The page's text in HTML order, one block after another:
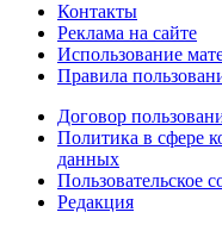
Контакты
Реклама на сайте
Использование
Правила
Договор
Политика в сфере
данных
Пользовательское
Редакция